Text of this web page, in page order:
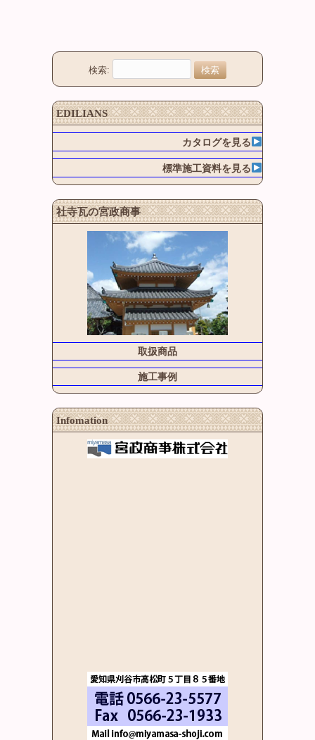
検索:
EDILIANS
カタログを見る
標準施工資料を見る
社寺瓦の宮政商事
取扱商品
施工事例
Infomation